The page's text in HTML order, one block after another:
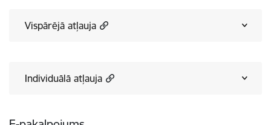
Vispārējā atļauja
Individuālā atļauja